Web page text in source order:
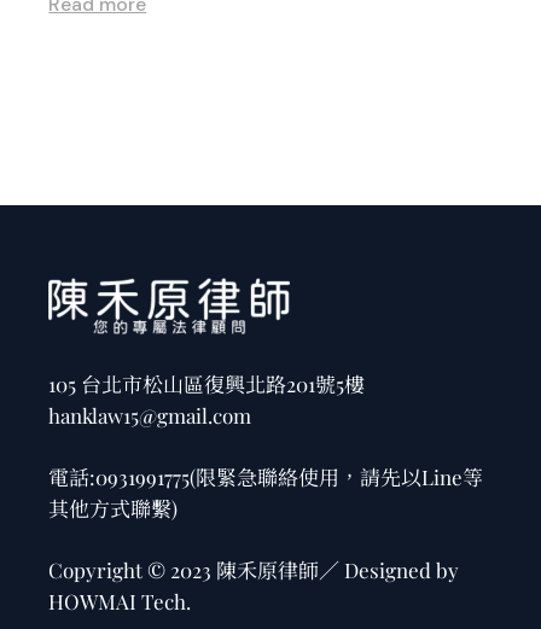
105 台北市松山區復興北路201號5樓
hanklaw15@gmail.com
電話:0931991775(限緊急聯絡使用，請先以Line等
其他方式聯繫)
Copyright © 2023 陳禾原律師／ Designed by
HOWMAI Tech.